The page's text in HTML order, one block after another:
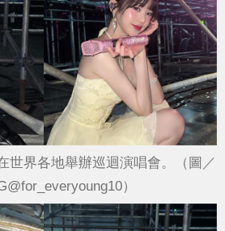
世界各地舉辦巡迴演唱會。（圖／
）